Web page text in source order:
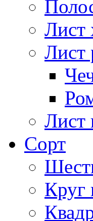
Лист
Лист
Лист
Сорт
Круг